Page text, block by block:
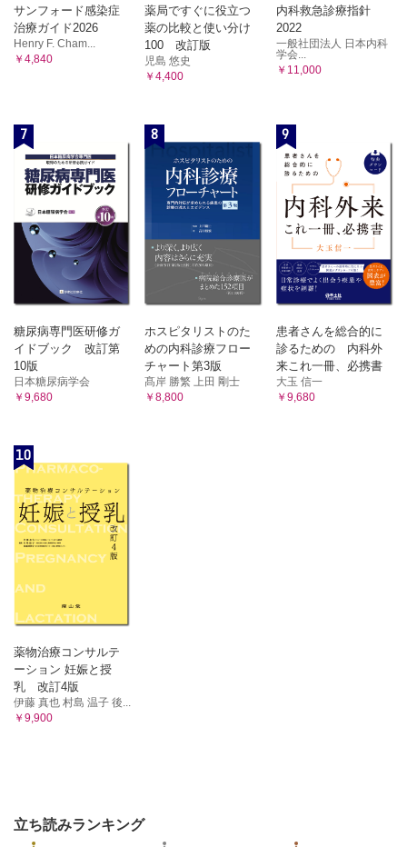
サンフォード感染症
治療ガイド2026
Henry F. Cham...
￥4,840
薬局ですぐに役立つ
薬の比較と使い分け
100 改訂版
児島 悠史
￥4,400
内科救急診療指針
2022
一般社団法人 日本内科
学会...
￥11,000
7
糖尿病専門医研修ガ
イドブック 改訂第
10版
日本糖尿病学会
￥9,680
8
ホスピタリストのた
めの内科診療フロー
チャート第3版
髙岸 勝繁 上田 剛士
￥8,800
9
患者さんを総合的に
診るための 内科外
来これ一冊、必携書
大玉 信一
￥9,680
10
薬物治療コンサルテ
ーション 妊娠と授
乳 改訂4版
伊藤 真也 村島 温子 後...
￥9,900
立ち読みランキング